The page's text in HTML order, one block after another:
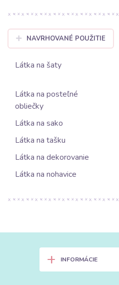
NAVRHOVANÉ POUŽITIE
Látka na šaty
Látka na posteľné
obliečky
Látka na sako
Látka na tašku
Látka na dekorovanie
Látka na nohavice
+ INFORMÁCIE